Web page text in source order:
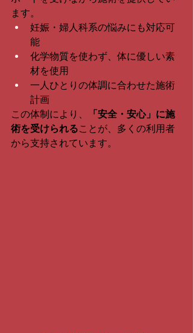
ます。
妊娠・婦人科系の悩みにも対応可
能
化学物質を使わず、体に優しい素
材を使用
一人ひとりの体調に合わせた施術
計画
この体制により、
「安全・安心」に施
術を受けられることが、多くの利用者
から支持されています。